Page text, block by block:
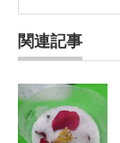
関連記事